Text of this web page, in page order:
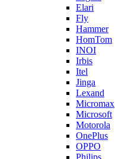
Elari
Fly
Hammer
HomTom
INOI
Irbis
Itel
Jinga
Lexand
Micromax
Microsoft
Motorola
OnePlus
OPPO
Philips